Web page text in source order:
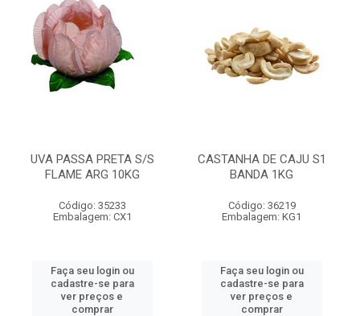
UVA PASSA PRETA S/S
FLAME ARG 10KG
Código: 35233
Embalagem: CX1
Faça seu login ou
cadastre-se para
ver preços e
comprar
CASTANHA DE CAJU S1
BANDA 1KG
Código: 36219
Embalagem: KG1
Faça seu login ou
cadastre-se para
ver preços e
comprar